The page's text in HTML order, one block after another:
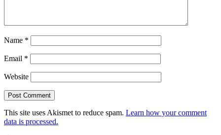
Name *
Email *
Website
This site uses Akismet to reduce spam. Learn how your comment
data is processed.